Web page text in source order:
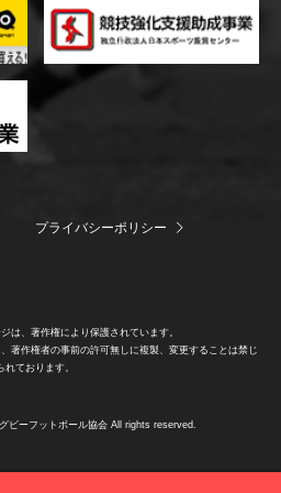
プライバシーポリシー
は、著作権により保護されています。
著作権者の事前の許可無しに複製、変更することは禁じ
れております。
ビーフットボール協会 All rights reserved.